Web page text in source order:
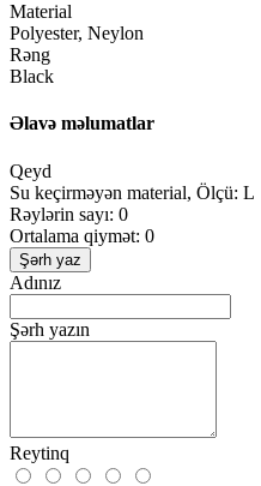
Material
Polyester, Neylon
Rəng
Black
Əlavə məlumatlar
Qeyd
Su keçirməyən material, Ölçü: L
Rəylərin sayı: 0
Ortalama qiymət: 0
Şərh yaz
Adınız
Şərh yazın
Reytinq